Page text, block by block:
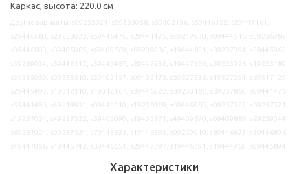
Каркас, высота: 220.0 см
Характеристики